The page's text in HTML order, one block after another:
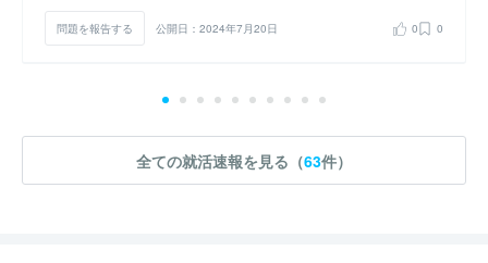
問題を報告する 公開日：2024年7月20日 0 0
全ての就活速報を見る（63件）